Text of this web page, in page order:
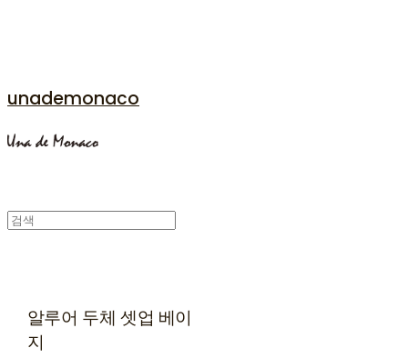
unademonaco
알루어 두체 셋업 베이
지